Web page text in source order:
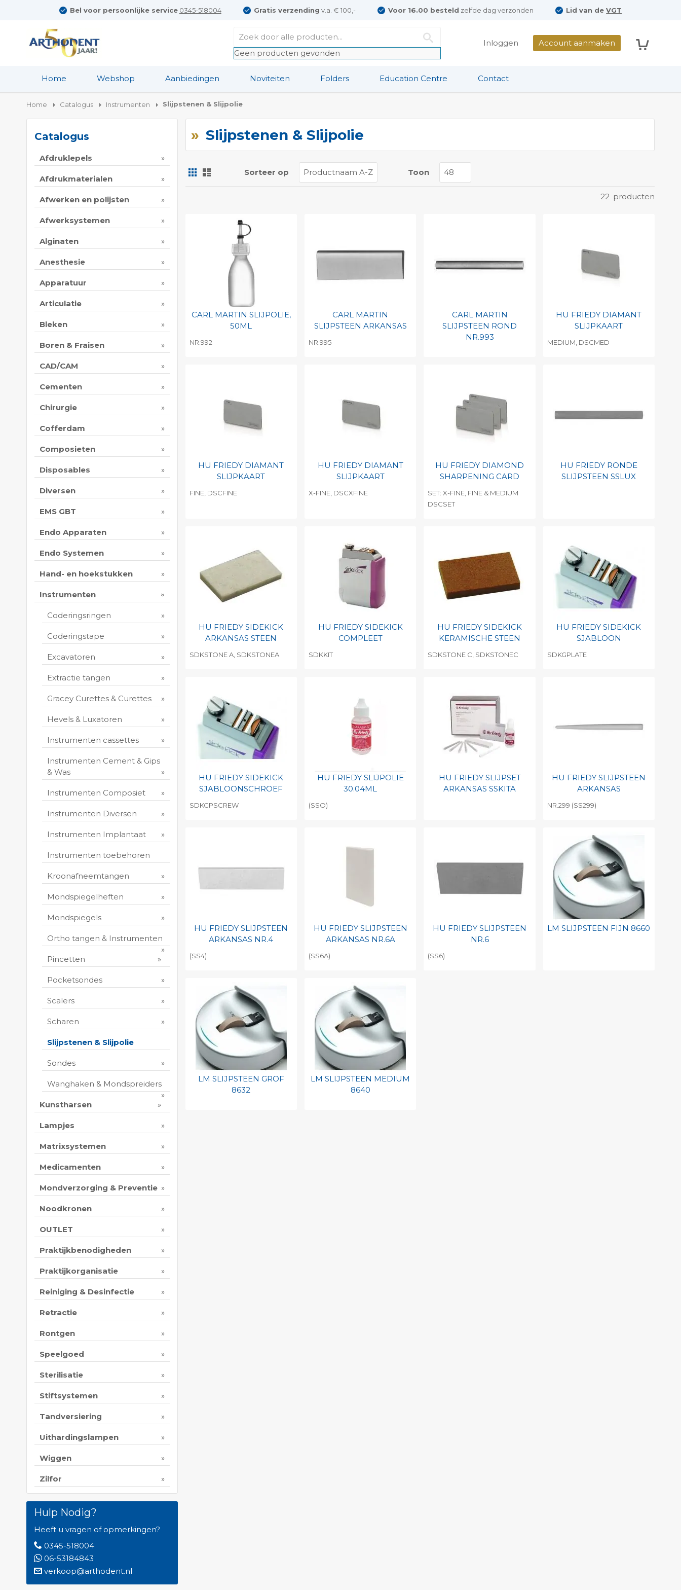
Bel voor persoonlijke service 0345-518004 Gratis verzending v.a. € 100,- Voor 16.00 besteld zelfde dag verzonden Lid van deVGT
Geen producten gevonden
Inloggen Account aanmaken
Home Webshop Aanbiedingen Noviteiten Folders Education Centre Contact
Home Catalogus Instrumenten Slijpstenen & Slijpolie
Slijpstenen & Slijpolie
Foto-
tabel
22 producten
Toon
Sorteer op
CARL MARTIN SLIJPOLIE,
50ML
NR.992
CARL MARTIN
SLIJPSTEEN ARKANSAS
NR.995
CARL MARTIN
SLIJPSTEEN ROND
NR.993
HU FRIEDY DIAMANT
SLIJPKAART
MEDIUM, DSCMED
HU FRIEDY DIAMANT
SLIJPKAART
FINE, DSCFINE
HU FRIEDY DIAMANT
SLIJPKAART
X-FINE, DSCXFINE
Print barcode
HU FRIEDY DIAMOND
SHARPENING CARD
SET: X-FINE, FINE & MEDIUM
DSCSET
HU FRIEDY RONDE
SLIJPSTEEN SSLUX
Print barcode
HU FRIEDY SIDEKICK
ARKANSAS STEEN
SDKSTONE A, SDKSTONEA
Print barcode
HU FRIEDY SIDEKICK
COMPLEET
SDKKIT
HU FRIEDY SIDEKICK
KERAMISCHE STEEN
SDKSTONE C, SDKSTONEC
Print barcode
HU FRIEDY SIDEKICK
SJABLOON
SDKGPLATE
HU FRIEDY SIDEKICK
SJABLOONSCHROEF
SDKGPSCREW
HU FRIEDY SLIJPOLIE
30.04ML
(SSO)
Print barcode
HU FRIEDY SLIJPSET
ARKANSAS SSKITA
HU FRIEDY SLIJPSTEEN
ARKANSAS
NR.299 (SS299)
Print barcode
HU FRIEDY SLIJPSTEEN
ARKANSAS NR.4
(SS4)
Print barcode
HU FRIEDY SLIJPSTEEN
ARKANSAS NR.6A
(SS6A)
Print barcode
HU FRIEDY SLIJPSTEEN
NR.6
(SS6)
LM SLIJPSTEEN FIJN 8660
LM SLIJPSTEEN GROF
8632
LM SLIJPSTEEN MEDIUM
8640
Catalogus
Afdruklepels
Afdrukmaterialen
Afwerken en polijsten
Afwerksystemen
Alginaten
Anesthesie
Apparatuur
Articulatie
Bleken
Boren & Fraisen
CAD/CAM
Cementen
Chirurgie
Cofferdam
Composieten
Disposables
Diversen
EMS GBT
Endo Apparaten
Endo Systemen
Hand- en hoekstukken
Instrumenten
Coderingsringen
Coderingstape
Excavatoren
Extractie tangen
Gracey Curettes & Curettes
Hevels & Luxatoren
Instrumenten cassettes
Instrumenten Cement & Gips
& Was
Instrumenten Composiet
Instrumenten Diversen
Instrumenten Implantaat
Instrumenten toebehoren
Kroonafneemtangen
Mondspiegelheften
Mondspiegels
Ortho tangen & Instrumenten
Pincetten
Pocketsondes
Scalers
Scharen
Slijpstenen & Slijpolie
Sondes
Wanghaken & Mondspreiders
Kunstharsen
Lampjes
Matrixsystemen
Medicamenten
Mondverzorging & Preventie
Noodkronen
OUTLET
Praktijkbenodigheden
Praktijkorganisatie
Reiniging & Desinfectie
Retractie
Rontgen
Speelgoed
Sterilisatie
Stiftsystemen
Tandversiering
Uithardingslampen
Wiggen
Zilfor
Hulp Nodig?
Heeft u vragen of opmerkingen?
0345-518004
06-53184843
verkoop@arthodent.nl